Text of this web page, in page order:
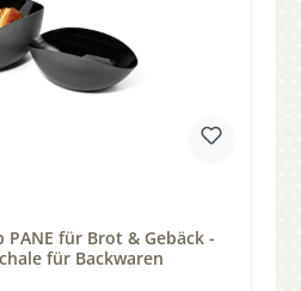
für Brot & Gebäck -
für Backwaren